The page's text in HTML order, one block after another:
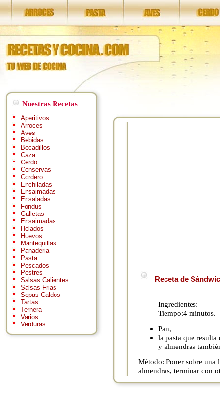
Nuestras Recetas
Aperitivos
Arroces
Aves
Bebidas
Bocadillos
Caza
Cerdo
Conservas
Cordero
Enchiladas
Ensaimadas
Ensaladas
Fondus
Galletas
Ensaimadas
Helados
Huevos
Mantequillas
Panaderia
Pasta
Pescados
Postres
Salsas Calientes
Salsas Frias
Sopas Caldos
Tartas
Ternera
Varios
Verduras
Receta de
Ingredientes:
Tiempo:4 minutos.
Pan,
la pasta que
y almendras
Método: Poner sobre una
almendras, terminar con